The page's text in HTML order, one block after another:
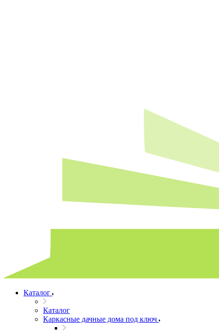
Каталог
Каталог
Каркасные дачные дома под ключ